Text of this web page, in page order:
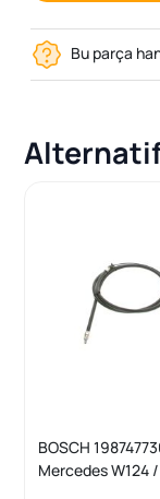
Bu parça
BOSCH
Mercedes W124